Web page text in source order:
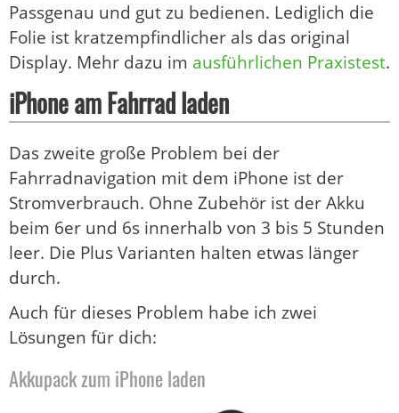
Passgenau und gut zu bedienen. Lediglich die
Folie ist kratzempfindlicher als das original
Display. Mehr dazu im ausführlichen Praxistest.
iPhone am Fahrrad laden
Das zweite große Problem bei der
Fahrradnavigation mit dem iPhone ist der
Stromverbrauch. Ohne Zubehör ist der Akku
beim 6er und 6s innerhalb von 3 bis 5 Stunden
leer. Die Plus Varianten halten etwas länger
durch.
Auch für dieses Problem habe ich zwei
Lösungen für dich:
Akkupack zum iPhone laden